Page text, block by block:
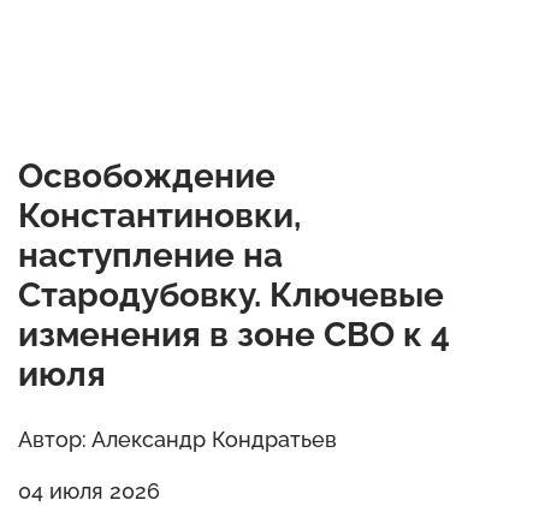
Освобождение
Константиновки,
наступление на
Стародубовку. Ключевые
изменения в зоне СВО к 4
июля
Автор: Александр Кондратьев
04 июля 2026